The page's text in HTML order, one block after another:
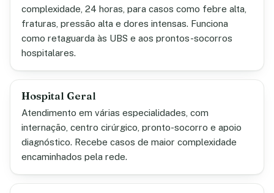
complexidade, 24 horas, para casos como febre alta,
fraturas, pressão alta e dores intensas. Funciona
como retaguarda às UBS e aos prontos-socorros
hospitalares.
Hospital Geral
Atendimento em várias especialidades, com
internação, centro cirúrgico, pronto-socorro e apoio
diagnóstico. Recebe casos de maior complexidade
encaminhados pela rede.